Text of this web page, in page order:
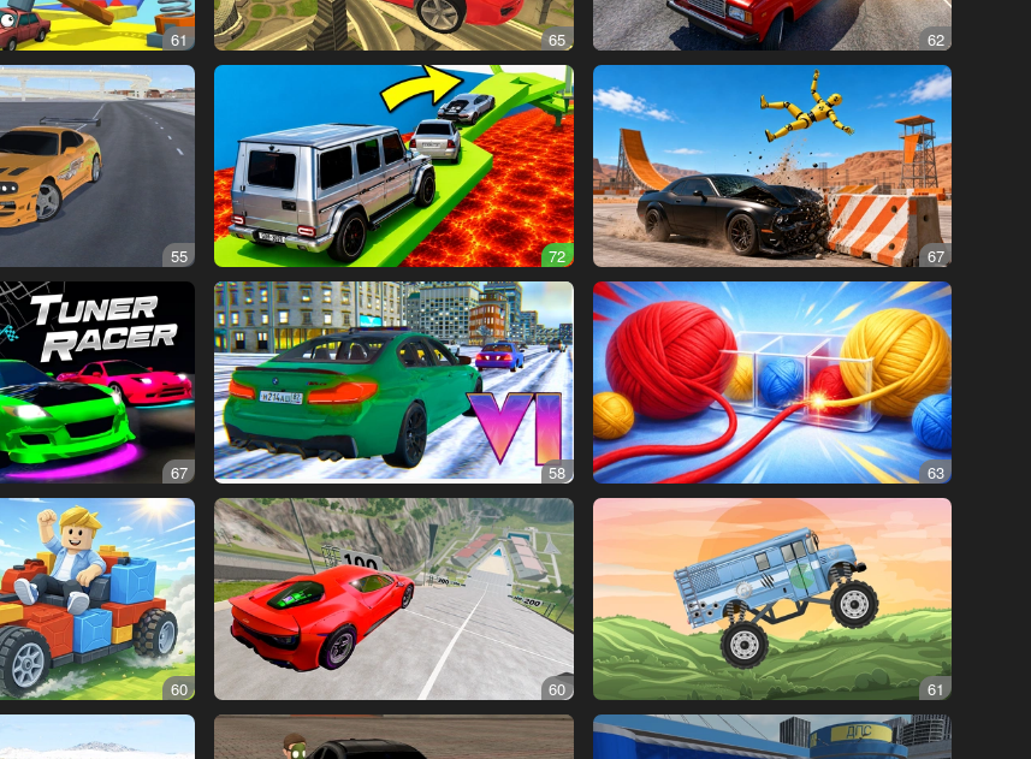
62
65
61
67
72
55
63
58
67
61
60
60